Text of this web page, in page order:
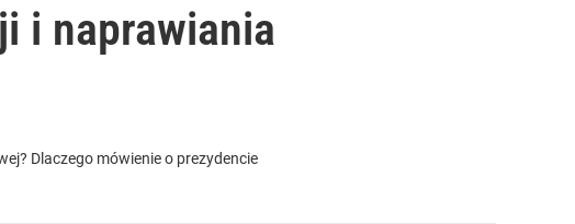
i naprawiania
Dlaczego mówienie o prezydencie